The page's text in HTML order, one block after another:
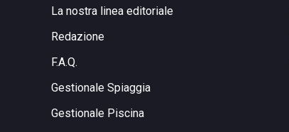
La nostra linea editoriale
Redazione
F.A.Q.
Gestionale Spiaggia
Gestionale Piscina